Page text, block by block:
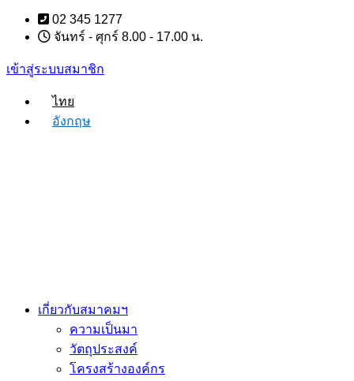
Skip
content
02 345 1277
จันทร์ - ศุกร์ 8.00 - 17.00 น.
เข้าสู่ระบบสมาชิก
ไทย
อังกฤษ
เกี่ยวกับสมาคมฯ
ความเป็นมา
วัตถุประสงค์
โครงสร้างองค์กร